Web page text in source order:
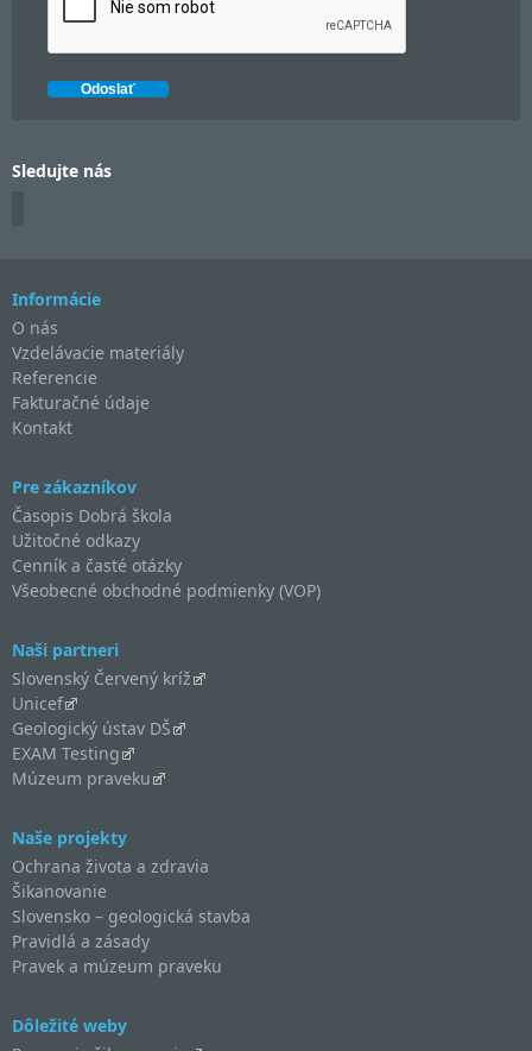
Sledujte nás
Informácie
O nás
Vzdelávacie materiály
Referencie
Fakturačné údaje
Kontakt
Pre zákazníkov
Časopis Dobrá škola
Užitočné odkazy
Cenník a časté otázky
Všeobecné obchodné podmienky (VOP)
Naši partneri
Slovenský Červený kríž
Unicef
Geologický ústav DŠ
EXAM Testing
Múzeum praveku
Naše projekty
Ochrana života a zdravia
Šikanovanie
Slovensko – geologická stavba
Pravidlá a zásady
Pravek a múzeum praveku
Dôležité weby